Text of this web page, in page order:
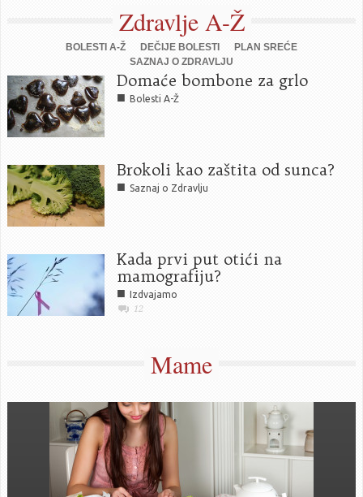
Zdravlje A-Ž
BOLESTI A-Ž DEČIJE BOLESTI
PLAN SREĆE
SAZNAJ O ZDRAVLJU
Domaće bombone za grlo
■ Bolesti A-Ž
Brokoli kao zaštita od sunca?
■ Saznaj o Zdravlju
Kada prvi put otići na
mamografiju?
■ Izdvajamo
12
Mame